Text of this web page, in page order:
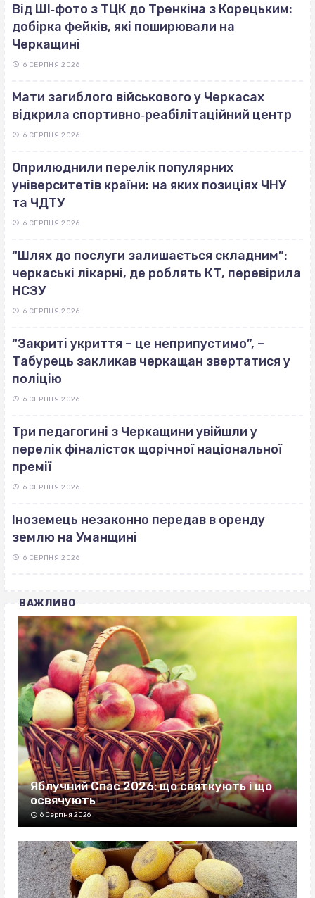
Від ШІ‐фото з ТЦК до Тренкіна з Корецьким:
добірка фейків, які поширювали на
Черкащині
6 СЕРПНЯ 2026
Мати загиблого військового у Черкасах
відкрила спортивно‐реабілітаційний центр
6 СЕРПНЯ 2026
Оприлюднили перелік популярних
університетів країни: на яких позиціях ЧНУ
та ЧДТУ
6 СЕРПНЯ 2026
“Шлях до послуги залишається складним”:
черкаські лікарні, де роблять КТ, перевірила
НСЗУ
6 СЕРПНЯ 2026
“Закриті укриття – це неприпустимо”, –
Табурець закликав черкащан звертатися у
поліцію
6 СЕРПНЯ 2026
Три педагогині з Черкащини увійшли у
перелік фіналісток щорічної національної
премії
6 СЕРПНЯ 2026
Іноземець незаконно передав в оренду
землю на Уманщині
6 СЕРПНЯ 2026
ВАЖЛИВО
Яблучний Спас 2026: що святкують і що
освячують
6 Серпня 2026